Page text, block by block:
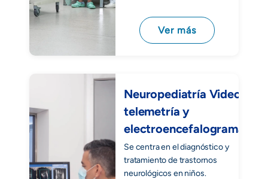
Ver más
Neuropediatría Video
telemetría y
electroencefalogramas
Se centra en el diagnóstico y
tratamiento de trastornos
neurológicos en niños.